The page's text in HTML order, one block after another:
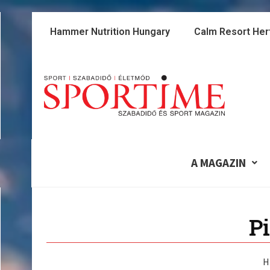
Skip
Hammer Nutrition Hungary Calm Resort
A MAGAZIN